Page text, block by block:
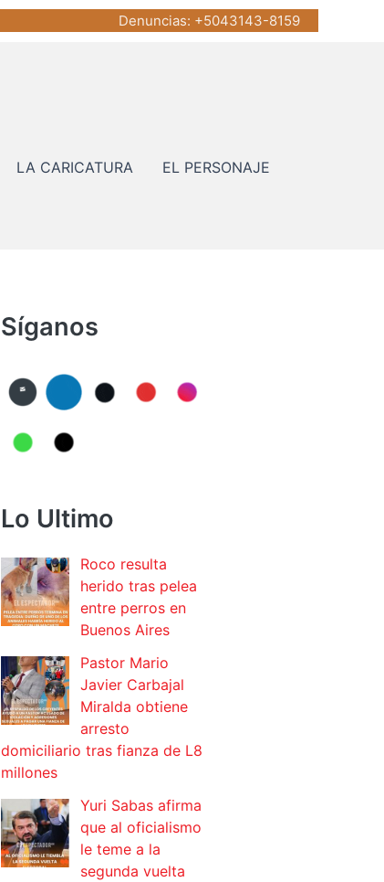
Denuncias: +5043143-8159
LA CARICATURA EL PERSONAJE
Síganos
Lo Ultimo
Roco resulta
herido tras pelea
entre perros en
Buenos Aires
Pastor Mario
Javier Carbajal
Miralda obtiene
arresto
domiciliario tras fianza de L8
millones
Yuri Sabas afirma
que al oficialismo
le teme a la
segunda vuelta